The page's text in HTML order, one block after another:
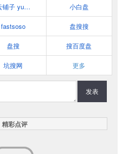
云铺子 yunpuzi.net 小白盘
fastsoso 盘搜搜
盘搜 搜百度盘
坑搜网 更多
发表
精彩点评